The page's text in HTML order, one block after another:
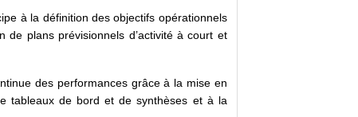
à la définition des objectifs opérationnels
plans prévisionnels d’activité à court et
des performances grâce à la mise en
tableaux de bord et de synthèses et à la